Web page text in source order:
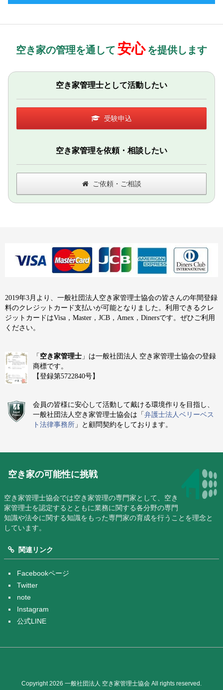
空き家の管理を通して 安心 を提供します
空き家管理士として活動したい
受験申込
空き家管理を依頼・相談したい
ご依頼・ご相談
2019年3月より、一般社団法人空き家管理士協会の皆さんの年間登録
料のクレジットカード支払いが可能となりました。利用できるクレ
ジットカードはVisa，Master，JCB，Amex，Dinersです。ぜひご利用
ください。
「 空き家管理士 」は一般社団法人 空き家管理士協会の登録
商標です。
【登録第5722840号】
会員の皆様に安心して活動して戴ける環境作りを目指し、
一般社団法人空き家管理士協会は「弁護士法人ベリーベス
ト法律事務所 」と顧問契約をしております。
空き家の可能性に挑戦
空き家管理士協会では空き家管理の専門家として、空き
家管理士を認定するとともに業務に関する各分野の専門
知識や法令に関する知識をもった専門家の育成を行うことを理念と
しています。
関連リンク
Facebookページ
Twitter
note
Instagram
公式LINE
Copyright 2026 一般社団法人 空き家管理士協会 All rights reserved.